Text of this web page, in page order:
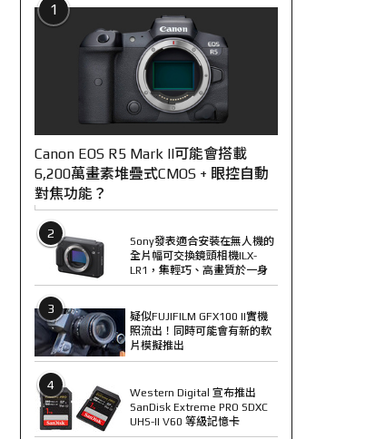
1
Canon EOS R5 Mark II可能會搭載
6,200萬畫素堆疊式CMOS + 眼控自動
對焦功能？
2
Sony發表適合安裝在無人機的
全片幅可交換鏡頭相機ILX-
LR1，集輕巧、高畫質於一身
3
疑似FUJIFILM GFX100 II實機
照流出！同時可能會有新的軟
片模擬推出
4
Western Digital 宣布推出
SanDisk Extreme PRO SDXC
UHS-II V60 等級記憶卡